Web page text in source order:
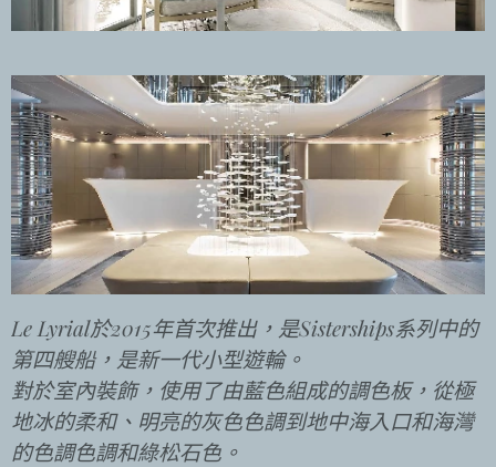
Le Lyrial於2015年首次推出，是Sisterships系列中的
第四艘船，是新一代小型遊輪。
對於室內裝飾，使用了由藍色組成的調色板，從極
地冰的柔和、明亮的灰色色調到地中海入口和海灣
的色調色調和綠松石色。